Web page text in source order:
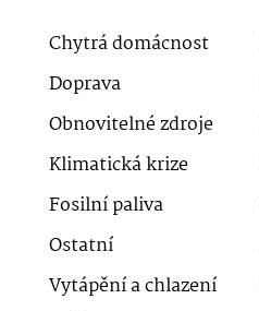
Chytrá domácnost
Doprava
Obnovitelné zdroje
Klimatická krize
Fosilní paliva
Ostatní
Vytápění a chlazení